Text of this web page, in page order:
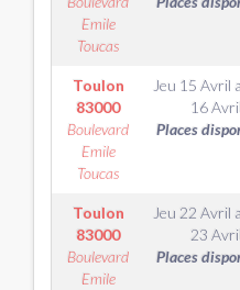
Emile
Toucas
Toulon
83000
Boulevard
Emile
Toucas
Jeu 15 Avril
16 Avril
Places
Toulon
83000
Boulevard
Emile
Jeu 22 Avril
23 Avril
Places